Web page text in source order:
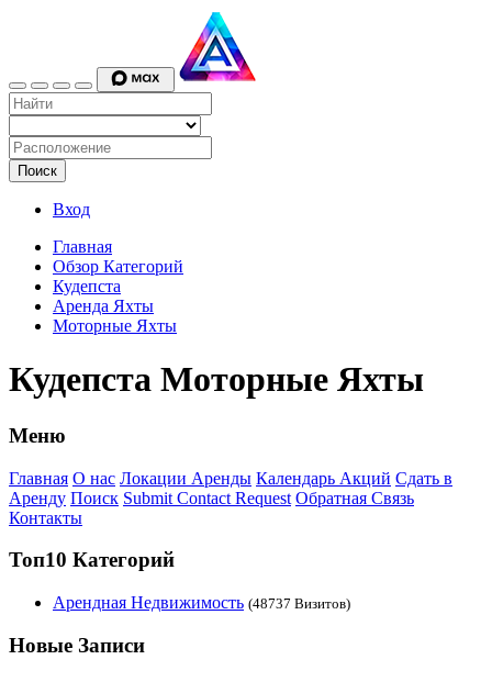
Поиск
Вход
Главная
Обзор Категорий
Кудепста
Аренда Яхты
Моторные Яхты
Кудепста Моторные Яхты
Меню
Главная О нас Локации Аренды Календарь Акций Сдать в
Аренду Поиск Submit Contact Request Обратная Связь
Контакты
Топ10 Категорий
Арендная Недвижимость (48737 Визитов)
Новые Записи